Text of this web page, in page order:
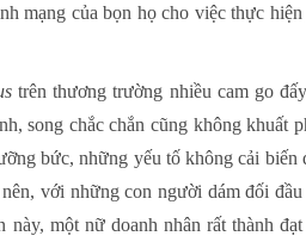
mạng của bọn họ cho việc thực
trên thương trường nhiều cam go
song chắc chắn cũng không khuất
bức, những yếu tố không cải
với những con người dám đối
một nữ doanh nhân rất thành